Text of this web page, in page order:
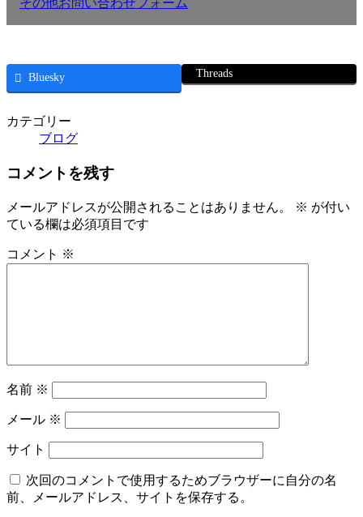
その他お問い合わせフォーム
Bluesky Threads
カテゴリー
ブログ
コメントを残す
メールアドレスが公開されることはありません。 ※ が付い
ている欄は必須項目です
コメント ※
名前 ※
メール ※
サイト
次回のコメントで使用するためブラウザーに自分の名
前、メールアドレス、サイトを保存する。